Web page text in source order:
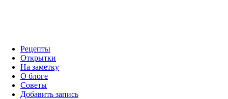
Рецепты
Открытки
На заметку
О блоге
Советы
Добавить запись